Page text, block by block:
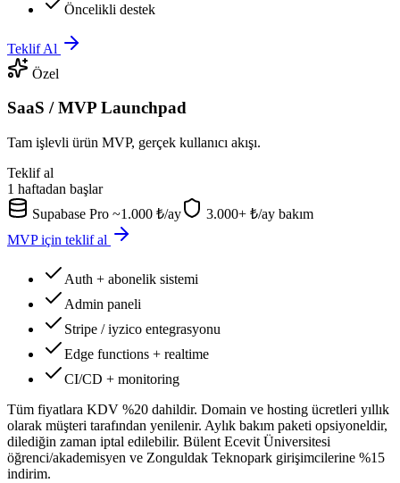
Öncelikli destek
Teklif Al
Özel
SaaS / MVP Launchpad
Tam işlevli ürün MVP, gerçek kullanıcı akışı.
Teklif al
1 haftadan başlar
Supabase Pro ~1.000 ₺/ay
3.000+ ₺/ay bakım
MVP için teklif al
Auth + abonelik sistemi
Admin paneli
Stripe / iyzico entegrasyonu
Edge functions + realtime
CI/CD + monitoring
Tüm fiyatlara KDV %20 dahildir. Domain ve hosting ücretleri yıllık
olarak müşteri tarafından yenilenir. Aylık bakım paketi opsiyoneldir,
dilediğin zaman iptal edilebilir. Bülent Ecevit Üniversitesi
öğrenci/akademisyen ve Zonguldak Teknopark girişimcilerine %15
indirim.